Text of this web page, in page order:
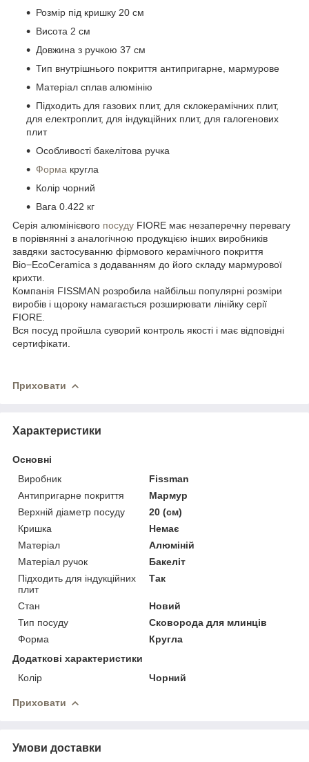
Розмір під кришку 20 см
Висота 2 см
Довжина з ручкою 37 см
Тип внутрішнього покриття антипригарне, мармурове
Матеріал сплав алюмінію
Підходить для газових плит, для склокерамічних плит,
для електроплит, для індукційних плит, для галогенових
плит
Особливості бакелітова ручка
Форма кругла
Колір чорний
Вага 0.422 кг
Серія алюмінієвого посуду FIORE має незаперечну перевагу
в порівнянні з аналогічною продукцією інших виробників
завдяки застосуванню фірмового керамічного покриття
Bio−EcoCeramica з додаванням до його складу мармурової
крихти.
Компанія FISSMAN розробила найбільш популярні розміри
виробів і щороку намагається розширювати лінійку серії
FIORE.
Вся посуд пройшла суворий контроль якості і має відповідні
сертифікати.
Приховати
Характеристики
Основні
Виробник
Fissman
Антипригарне покриття
Мармур
Верхній діаметр посуду
20 (см)
Кришка
Немає
Матеріал
Алюміній
Матеріал ручок
Бакеліт
Підходить для індукційних
плит
Так
Стан
Новий
Тип посуду
Сковорода для млинців
Форма
Кругла
Додаткові характеристики
Колір
Чорний
Приховати
Умови доставки